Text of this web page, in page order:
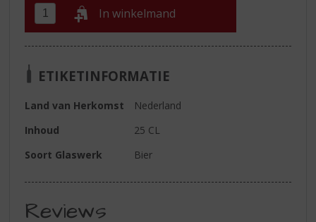
In winkelmand
ETIKETINFORMATIE
Land van Herkomst
Nederland
Inhoud
25 CL
Soort Glaswerk
Bier
Reviews